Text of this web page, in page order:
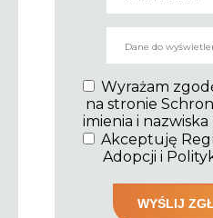
Wyrażam
na stronie
imienia i
Akceptuję
Adopcji i